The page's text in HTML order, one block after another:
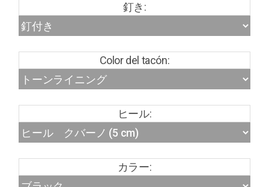
釘き:
Color del tacón:
ヒール:
カラー: